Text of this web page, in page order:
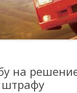
на